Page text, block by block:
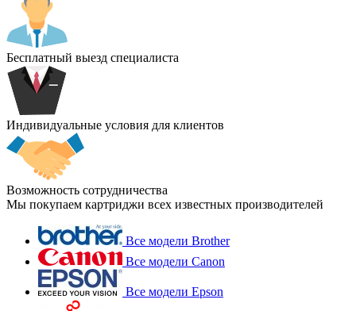
Бесплатный выезд специалиста
Индивидуальные условия для клиентов
Возможность сотрудничества
Мы покупаем картриджи всех известных производителей
Все модели Brother
Все модели Canon
Все модели Epson